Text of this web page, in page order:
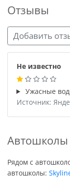
Отзывы
Добавить
Не известно
Ужасные
Источник:
Рядом с
автошколы: